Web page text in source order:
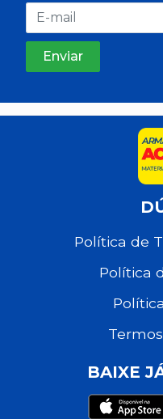
Política de
Política
BAIXE